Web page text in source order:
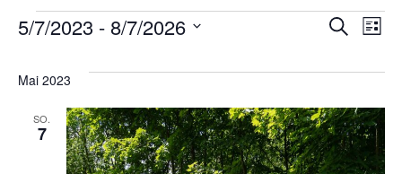
UND
SucheListe
5/7/2023 - 8/7/2026
Mai 2023
SO.
7